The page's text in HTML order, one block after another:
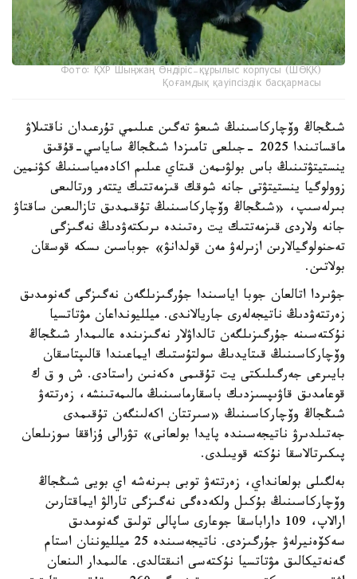
Фото: ҚХР Шыңжаң Өндіріс-құрылыс корпусы (ШӨҚК)
Қоғамдық қауіпсіздік басқармасы
شىڭجاڭ وۆچاركاسىنىڭ شىعۋ تەگىن عىلىمي تۇرعىدان ناقتىلاۋ
ماقساتىندا 2025 -جىلعى تامىزدا شىڭجاڭ ساياسي-قۇقىق
ينستيتۋتىنىڭ باس بولۋىمەن قىتاي عىلىم اكادەمياسىنىڭ كۋنمين
زوولوگيا ينستيتۋتى جانە شوقك قىزمەتتىك يتتەر ورتالىعى
بىرلەسىپ، «شىڭجاڭ وۆچاركاسىنىڭ تۇقىمدىق تازالىعىن ساقتاۋ
جانە ولاردى قىزمەتتىك يت رەتىندە ىرىكتەۋدىڭ نەگىزگى
تەحنولوگيالارىن ازىرلەۋ مەن قولدانۋ» جوباسىن ىسكە قوسقان
بولاتىن.
جۋىردا اتالعان جوبا اياسىندا جۇرگىزىلگەن نەگىزگى گەنومدىق
زەرتتەۋدىڭ ناتيجەلەرى جاريالاندى. ميلليونداعان مۋتاتسيا
نۇكتەسىنە جۇرگىزىلگەن تالداۋلار نەگىزىندە عالىمدار شىڭجاڭ
وۆچاركاسىنىڭ قىتايدىڭ سولتۇستىك ايماعىندا قالىپتاسقان
بايىرعى جەرگىلىكتى يت تۇقىمى ەكەنىن راستادى. ش و ق ك
قوعامدىق قاۋىپسىزدىك باسقارماسىنىڭ مالىمەتىنشە، زەرتتەۋ
شىڭجاڭ وۆچاركاسىنىڭ «سىرتتان اكەلىنگەن تۇقىمدى
جەتىلدىرۋ ناتيجەسىندە پايدا بولعانى» تۋرالى ۇزاققا سوزىلعان
پىكىرتالاسقا نۇكتە قويىلدى.
بەلگىلى بولعانداي، زەرتتەۋ توبى بىرنەشە اي بويى شىڭجاڭ
وۆچاركاسىنىڭ بۇكىل ولكەدەگى نەگىزگى تارالۋ ايماقتارىن
ارالاپ، 109 داراباسقا جوعارى ساپالى تولىق گەنومدىق
سەكۆەنيرلەۋ جۇرگىزدى. ناتيجەسىندە 25 ميلليوننان استام
گەنەتيكالىق مۋتاتسيا نۇكتەسى انىقتالدى. عالىمدار الىنعان